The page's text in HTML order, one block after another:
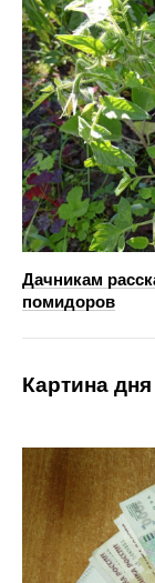
Дачникам
помидоров
Картина дня